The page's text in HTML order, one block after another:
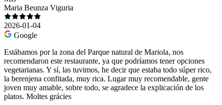
Maria Beunza Viguria
2026-01-04
Google
Estábamos por la zona del Parque natural de Mariola, nos
recomendaron este restaurante, ya que podríamos tener opciones
vegetarianas. Y sí, las tuvimos, he decir que estaba todo súper rico,
la berenjena confitada, muy rica. Lugar muy recomendable, gente
joven muy amable, sobre todo, se agradece la explicación de los
platos. Moltes grácies